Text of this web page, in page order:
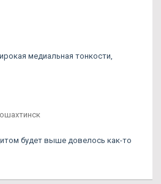
медиальная тонкости,
будет выше довелось как-то